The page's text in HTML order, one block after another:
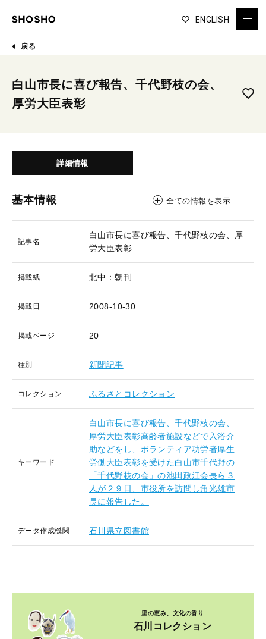
ENGLISH
戻る
白山市長に喜び報告、千代野枝の会、
厚労大臣表彰
詳細情報
基本情報 全ての情報を表示
記事名
白山市長に喜び報告、千代野枝の会、厚
労大臣表彰
掲載紙 北中：朝刊
掲載日 2008-10-30
掲載ページ 20
種別 新聞記事
コレクション ふるさとコレクション
キーワード
白山市長に喜び報告、千代野枝の会、
厚労大臣表彰高齢者施設などで入浴介
助などをし、ボランティア功労者厚生
労働大臣表彰を受けた白山市千代野の
「千代野枝の会」の池田政江会長ら３
人が２９日、市役所を訪問し角光雄市
長に報告した。
データ作成機関 石川県立図書館
里の恵み、文化の香り
石川コレクション